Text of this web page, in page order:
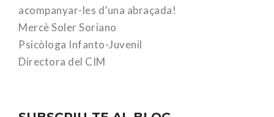
acompanyar-les d’una abraçada!
Mercè Soler Soriano
Psicòloga Infanto-Juvenil
Directora del CIM